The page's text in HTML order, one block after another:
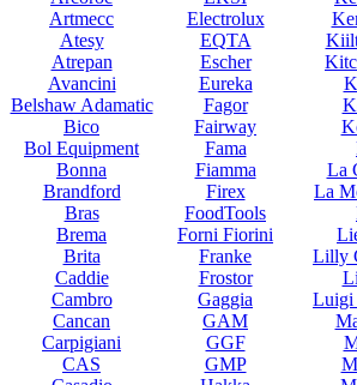
Artmecc
Atesy
Atrepan
Avancini
Belshaw Adamatic
Bico
Bol Equipment
Bonna
Brandford
Bras
Brema
Brita
Caddie
Cambro
Cancan
Carpigiani
CAS
Electrolux
EQTA
Escher
Eureka
Fagor
Fairway
Fama
Fiamma
Firex
FoodTools
Forni Fiorini
Franke
Frostor
Gaggia
GAM
GGF
GMP
La
La
Lilly
Luigi